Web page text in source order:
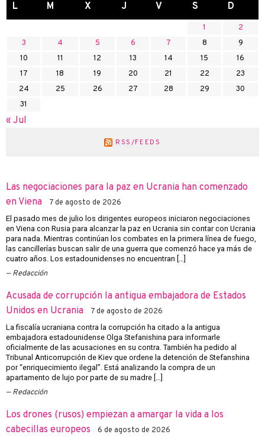
L M X J V S D
1
2
3
4 5 6 7 8
9
10
11 12 13 14 15
16
17
18 19 20 21 22
23
24
25 26 27 28 29
30
31
« Jul
RSS/FEEDS
Las negociaciones para la paz en Ucrania han comenzado
en Viena
7 de agosto de 2026
El pasado mes de julio los dirigentes europeos iniciaron negociaciones
en Viena con Rusia para alcanzar la paz en Ucrania sin contar con Ucrania
para nada. Mientras continúan los combates en la primera línea de fuego,
las cancillerías buscan salir de una guerra que comenzó hace ya más de
cuatro años. Los estadounidenses no encuentran […]
Redacción
Acusada de corrupción la antigua embajadora de Estados
Unidos en Ucrania
7 de agosto de 2026
La fiscalía ucraniana contra la corrupción ha citado a la antigua
embajadora estadounidense Olga Stefanishina para informarle
oficialmente de las acusaciones en su contra. También ha pedido al
Tribunal Anticorrupción de Kiev que ordene la detención de Stefanshina
por “enriquecimiento ilegal”. Está analizando la compra de un
apartamento de lujo por parte de su madre […]
Redacción
Los drones (rusos) empiezan a amargar la vida a los
cabecillas europeos
6 de agosto de 2026